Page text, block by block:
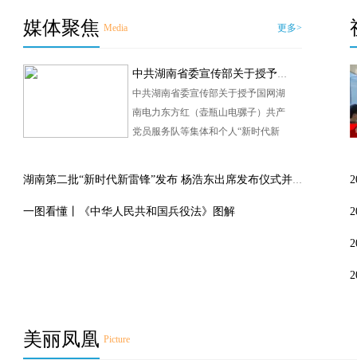
媒体聚焦 Media 更多>
中共湖南省委宣传部关于授予国网湖南电力东方红（壶瓶山电骡子）共产党员服务队等集体和个人“新时代新雷锋”称号的决定
中共湖南省委宣传部关于授予国网湖
南电力东方红（壶瓶山电骡子）共产
党员服务队等集体和个人“新时代新
湖南第二批“新时代新雷锋”发布 杨浩东出席发布仪式并为先进典型颁奖
一图看懂丨《中华人民共和国兵役法》图解
美丽凤凰 Picture